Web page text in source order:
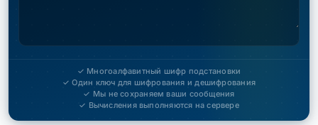
✓ Многоалфавитный шифр подстановки
✓ Один ключ для шифрования и дешифрования
✓ Мы не сохраняем ваши сообщения
✓ Вычисления выполняются на сервере